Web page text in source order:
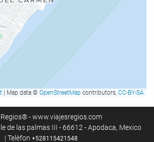
| Map data © OpenStreetMap contributors, CC-BY-SA
- www.viajesregios.com
de las palmas III - 66612 - Apodaca, Mexico
| Telèfon +528115421548